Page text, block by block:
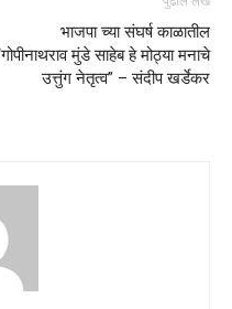
भाजपा च्या संघर्ष काळातील
मुंडे साहेब हे मोठ्या मनाचे
उत्तुंग नेतृत्व” – संदीप खर्डेकर